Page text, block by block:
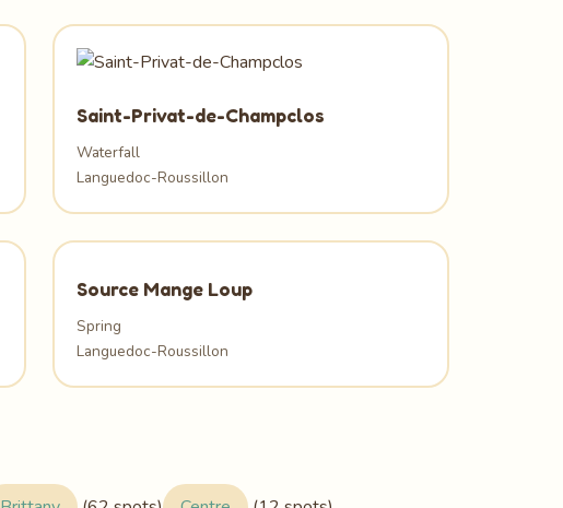
Saint-Privat-de-Champclos
Waterfall
Languedoc-Roussillon
Source Mange Loup
Spring
Languedoc-Roussillon